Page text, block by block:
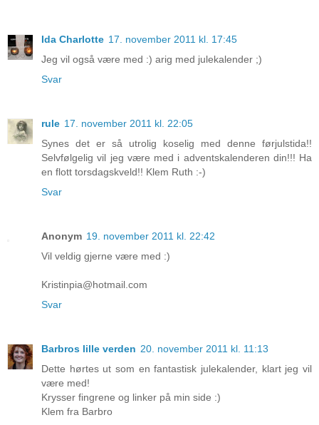
Ida Charlotte 17. november 2011 kl. 17:45
Jeg vil også være med :) arig med julekalender ;)
Svar
rule 17. november 2011 kl. 22:05
Synes det er så utrolig koselig med denne førjulstida!!
Selvfølgelig vil jeg være med i adventskalenderen din!!! Ha
en flott torsdagskveld!! Klem Ruth :-)
Svar
Anonym 19. november 2011 kl. 22:42
Vil veldig gjerne være med :)
Kristinpia@hotmail.com
Svar
Barbros lille verden 20. november 2011 kl. 11:13
Dette hørtes ut som en fantastisk julekalender, klart jeg vil
være med!
Krysser fingrene og linker på min side :)
Klem fra Barbro